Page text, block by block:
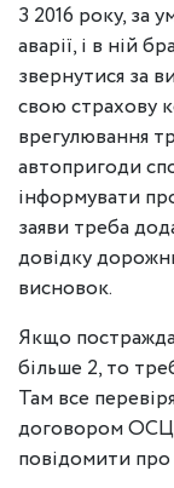
З 2016 року, за
аварії, і в ній
звернутися за
свою страхову
врегулювання
автопригоди
інформувати
заяви треба
довідку
висновок.
Якщо
більше 2, то
Там все
договором
повідомити